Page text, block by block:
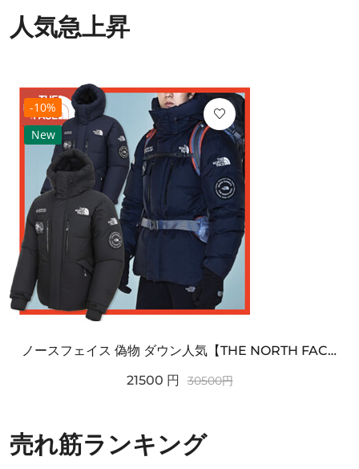
人気急上昇
-10%
New
ノースフェイス 偽物 ダウン人気【THE NORTH FACE】M'S 7 SUMMIT HIM...
21500 円 30500円
売れ筋ランキング